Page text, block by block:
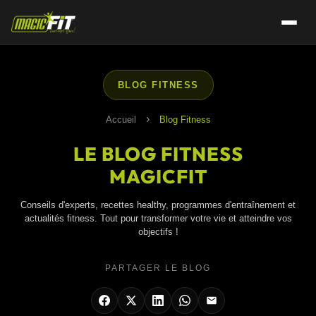
BLOG FITNESS
Accueil › Blog Fitness
LE BLOG FITNESS
MAGICFIT
Conseils d'experts, recettes healthy, programmes d'entraînement et
actualités fitness. Tout pour transformer votre vie et atteindre vos
objectifs !
PARTAGER LE BLOG